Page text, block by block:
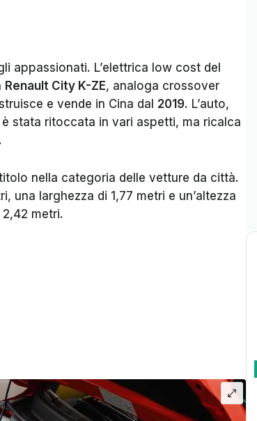
appassionati. L’elettrica low cost del
Renault City K-ZE, analoga crossover
e vende in Cina dal 2019. L’auto,
stata ritoccata in vari aspetti, ma ricalca
nella categoria delle vetture da città.
una larghezza di 1,77 metri e un’altezza
metri.